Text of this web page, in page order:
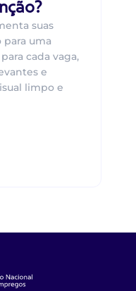
suas
para uma
cada vaga,
e
limpo e